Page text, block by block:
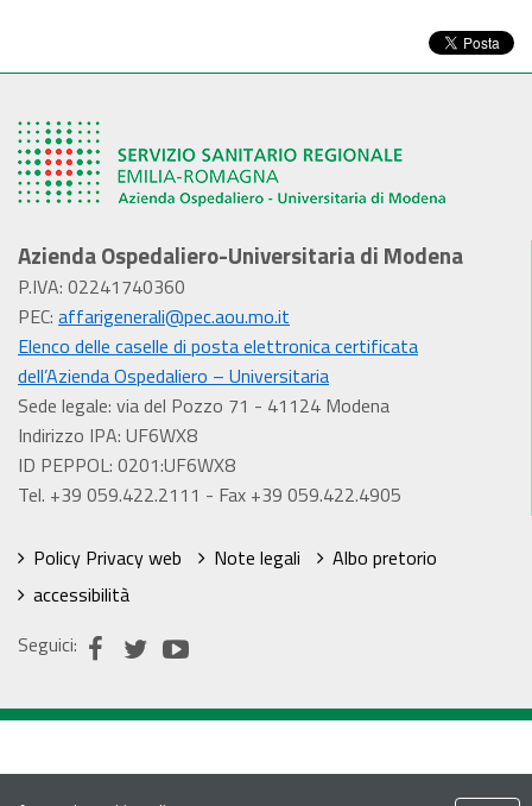
Azienda Ospedaliero-Universitaria di Modena
P.IVA: 02241740360
PEC: affarigenerali@pec.aou.mo.it
Elenco delle caselle di posta elettronica certificata
dell’Azienda Ospedaliero – Universitaria
Sede legale: via del Pozzo 71 - 41124 Modena
Indirizzo IPA: UF6WX8
ID PEPPOL: 0201:UF6WX8
Tel. +39 059.422.2111 - Fax +39 059.422.4905
Policy Privacy web Note legali
Albo pretorio
accessibilità
Seguici: